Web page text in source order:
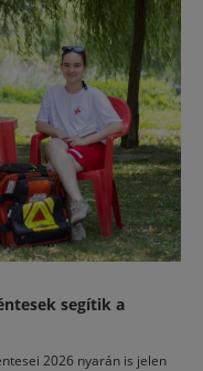
segítik a
2026 nyarán is jelen